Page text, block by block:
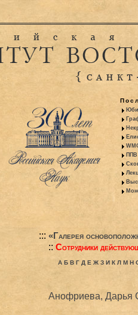
ППВ
::: «Галерея
:: Сотрудники
А Б В Г Д Е Ж З И К Л М Н
Анофриева, Дарья